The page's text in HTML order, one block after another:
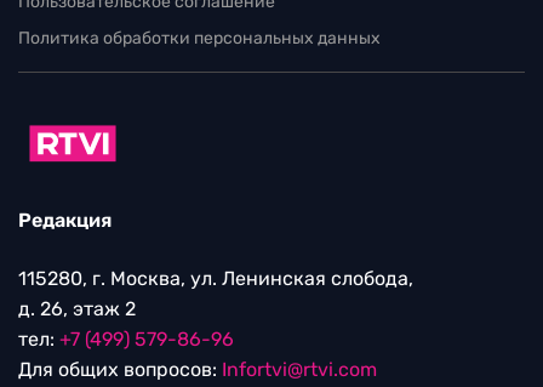
Политика обработки персональных данных
Редакция
115280, г. Москва, ул. Ленинская слобода,
д. 26, этаж 2
тел: +7 (499) 579-86-96
Для общих вопросов: Infortvi@rtvi.com